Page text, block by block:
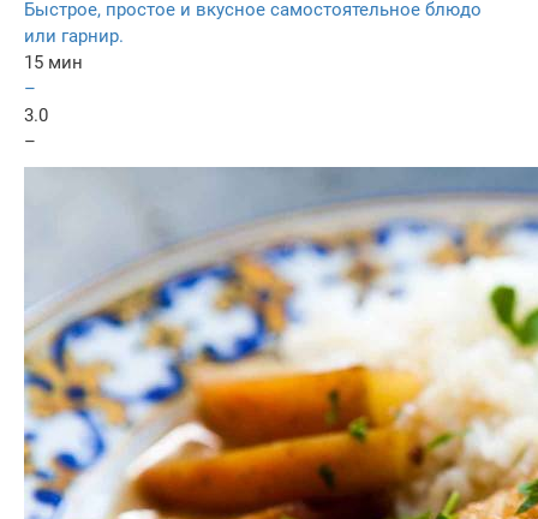
Быстрое, простое и вкусное самостоятельное блюдо
или гарнир.
15 мин
–
3.0
–